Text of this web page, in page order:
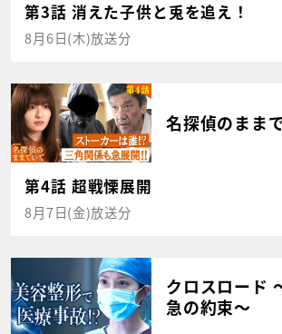
第3話 消えた子供と兎を追え！
8月6日(木)放送分
名探偵のまま
第4話 超戦慄展開
8月7日(金)放送分
クロスロード
急の約束～